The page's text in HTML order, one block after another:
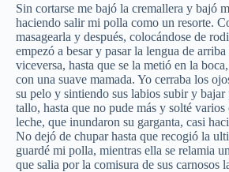
Sin cortarse me bajó la cremallera y bajó
haciendo salir mi polla como un resorte.
masagearla y después, colocándose de
empezó a besar y pasar la lengua de
viceversa, hasta que se la metió en la
con una suave mamada. Yo cerraba los
su pelo y sintiendo sus labios subir y
tallo, hasta que no pude más y solté varios
leche, que inundaron su garganta, casi
No dejó de chupar hasta que recogió la
guardé mi polla, mientras ella se relamia
que salia por la comisura de sus carnosos